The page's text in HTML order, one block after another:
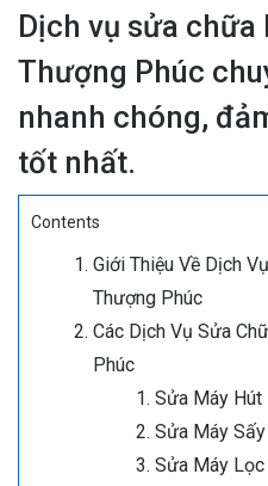
Dịch vụ sửa chữa
Thượng Phúc
nhanh chóng,
tốt nhất.
Contents
Giới Thiệu Về Dịch
Thượng Phúc
Các Dịch Vụ Sửa
Phúc
Sửa Máy Hút
Sửa Máy
Sửa Máy